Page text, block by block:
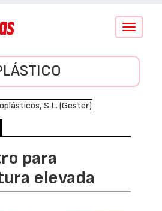
Conmutar
para
elevada